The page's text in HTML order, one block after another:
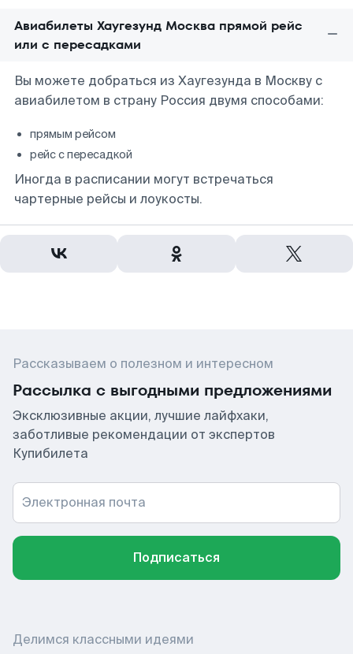
Авиабилеты Хаугезунд Москва прямой рейс
или с пересадками
Вы можете добраться из Хаугезунда в Москву с
авиабилетом в страну Россия двумя способами:
прямым рейсом
рейс с пересадкой
Иногда в расписании могут встречаться
чартерные рейсы и лоукосты.
Рассказываем о полезном и интересном
Рассылка с выгодными предложениями
Эксклюзивные акции, лучшие лайфхаки,
заботливые рекомендации от экспертов
Купибилета
Электронная почта
Подписаться
Делимся классными идеями